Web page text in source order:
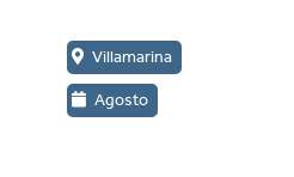
Villamarina
Agosto